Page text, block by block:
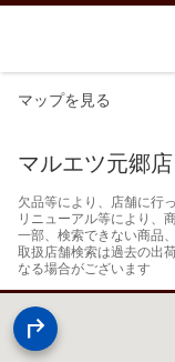
マップを見る
マルエツ元郷店
欠品等により、店舗に行
リニューアル等により、
一部、検索できない商品
取扱店舗検索は過去の出
なる場合がございます